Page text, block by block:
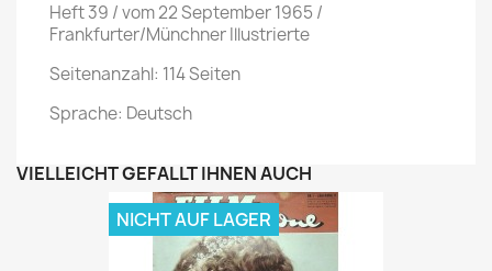
Heft 39 / vom 22 September 1965 /
Frankfurter/Münchner Illustrierte
Seitenanzahl: 114 Seiten
Sprache: Deutsch
VIELLEICHT GEFÄLLT IHNEN AUCH
NICHT AUF LAGER